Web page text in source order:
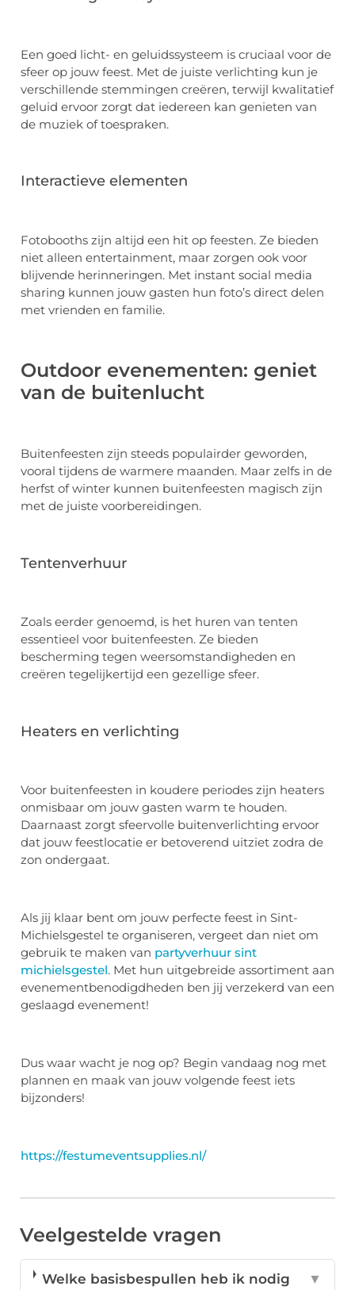
Een goed licht- en geluidssysteem is cruciaal voor de
sfeer op jouw feest. Met de juiste verlichting kun je
verschillende stemmingen creëren, terwijl kwalitatief
geluid ervoor zorgt dat iedereen kan genieten van
de muziek of toespraken.
Interactieve elementen
Fotobooths zijn altijd een hit op feesten. Ze bieden
niet alleen entertainment, maar zorgen ook voor
blijvende herinneringen. Met instant social media
sharing kunnen jouw gasten hun foto’s direct delen
met vrienden en familie.
Outdoor evenementen: geniet
van de buitenlucht
Buitenfeesten zijn steeds populairder geworden,
vooral tijdens de warmere maanden. Maar zelfs in de
herfst of winter kunnen buitenfeesten magisch zijn
met de juiste voorbereidingen.
Tentenverhuur
Zoals eerder genoemd, is het huren van tenten
essentieel voor buitenfeesten. Ze bieden
bescherming tegen weersomstandigheden en
creëren tegelijkertijd een gezellige sfeer.
Heaters en verlichting
Voor buitenfeesten in koudere periodes zijn heaters
onmisbaar om jouw gasten warm te houden.
Daarnaast zorgt sfeervolle buitenverlichting ervoor
dat jouw feestlocatie er betoverend uitziet zodra de
zon ondergaat.
Als jij klaar bent om jouw perfecte feest in Sint-
Michielsgestel te organiseren, vergeet dan niet om
gebruik te maken van partyverhuur sint
michielsgestel. Met hun uitgebreide assortiment aan
evenementbenodigdheden ben jij verzekerd van een
geslaagd evenement!
Dus waar wacht je nog op? Begin vandaag nog met
plannen en maak van jouw volgende feest iets
bijzonders!
https://festumeventsupplies.nl/
Veelgestelde vragen
Welke basisbespullen heb ik nodig
▼